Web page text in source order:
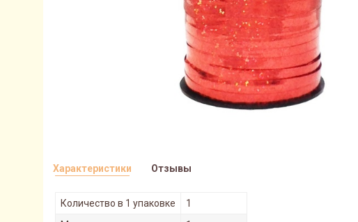
Характеристики
Количество в 1 упаковке
1
Отзывы